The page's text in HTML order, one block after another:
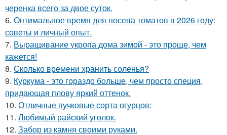
черенка всего за двое суток.
6. Оптимальное время для посева томатов в 2026 году:
советы и личный опыт.
7. Выращивание укропа дома зимой - это проще, чем
кажется!
8. Сколько времени хранить соленья?
9. Куркума - это гораздо больше, чем просто специя,
придающая плову яркий оттенок.
10. Отличные пучковые сорта огурцов:
11. Любимый райский уголок.
12. Забор из камня своими руками.